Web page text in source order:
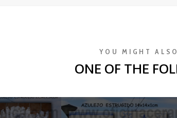
YOU MIGHT
ONE OF THE